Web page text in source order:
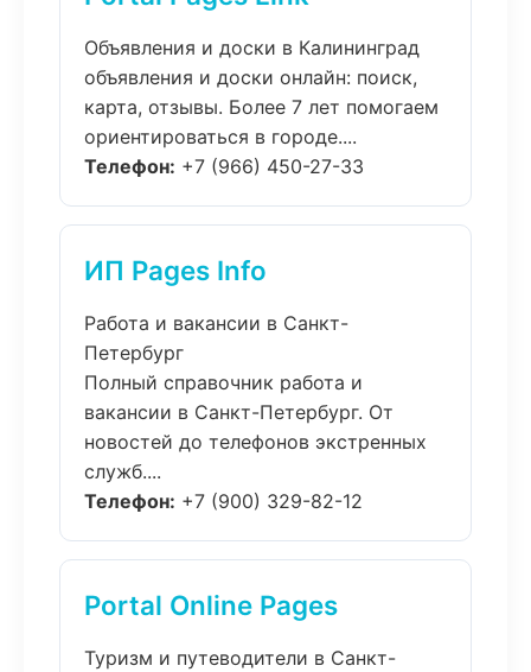
Объявления и доски в Калининград
объявления и доски онлайн: поиск,
карта, отзывы. Более 7 лет помогаем
ориентироваться в городе....
Телефон: +7 (966) 450-27-33
ИП Pages Info
Работа и вакансии в Санкт-
Петербург
Полный справочник работа и
вакансии в Санкт-Петербург. От
новостей до телефонов экстренных
служб....
Телефон: +7 (900) 329-82-12
Portal Online Pages
Туризм и путеводители в Санкт-